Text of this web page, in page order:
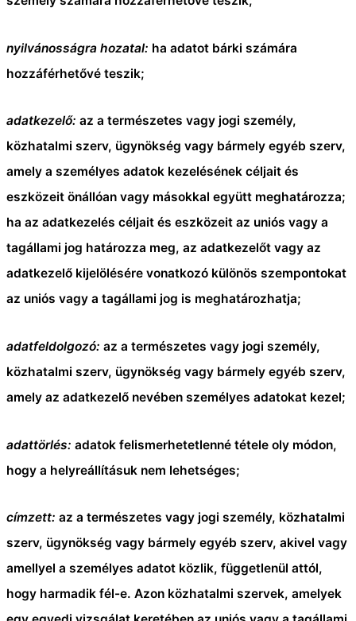
nyilvánosságra hozatal: ha adatot bárki számára
hozzáférhetővé teszik;
adatkezelő: az a természetes vagy jogi személy,
közhatalmi szerv, ügynökség vagy bármely egyéb szerv,
amely a személyes adatok kezelésének céljait és
eszközeit önállóan vagy másokkal együtt meghatározza;
ha az adatkezelés céljait és eszközeit az uniós vagy a
tagállami jog határozza meg, az adatkezelőt vagy az
adatkezelő kijelölésére vonatkozó különös szempontokat
az uniós vagy a tagállami jog is meghatározhatja;
adatfeldolgozó: az a természetes vagy jogi személy,
közhatalmi szerv, ügynökség vagy bármely egyéb szerv,
amely az adatkezelő nevében személyes adatokat kezel;
adattörlés: adatok felismerhetetlenné tétele oly módon,
hogy a helyreállításuk nem lehetséges;
címzett: az a természetes vagy jogi személy, közhatalmi
szerv, ügynökség vagy bármely egyéb szerv, akivel vagy
amellyel a személyes adatot közlik, függetlenül attól,
hogy harmadik fél-e. Azon közhatalmi szervek, amelyek